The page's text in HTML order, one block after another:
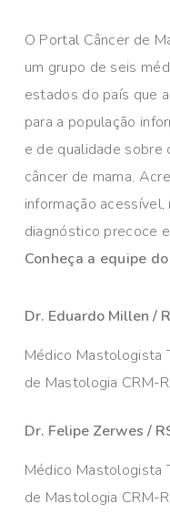
O Portal Câncer de
um grupo de seis
estados do país que
para a população
e de qualidade sobre
câncer de mama.
informação
diagnóstico precoce
Conheça a equipe
Dr. Eduardo Millen /
Médico Mastologista
de Mastologia CRM-
Dr. Felipe Zerwes /
Médico Mastologista
de Mastologia CRM-